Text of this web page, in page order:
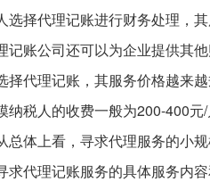
选择代理记账进行财务处理，
记账公司还可以为企业提供其
择代理记账，其服务价格越来
纳税人的收费一般为200-400
总体上看，寻求代理服务的小
求代理记账服务的具体服务内